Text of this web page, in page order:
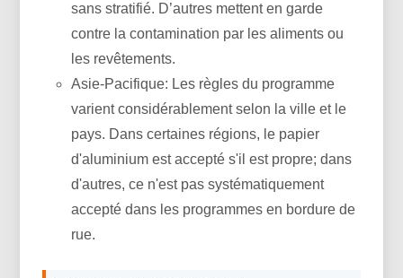
sans stratifié. D’autres mettent en garde
contre la contamination par les aliments ou
les revêtements.
Asie-Pacifique: Les règles du programme
varient considérablement selon la ville et le
pays. Dans certaines régions, le papier
d'aluminium est accepté s'il est propre; dans
d'autres, ce n'est pas systématiquement
accepté dans les programmes en bordure de
rue.